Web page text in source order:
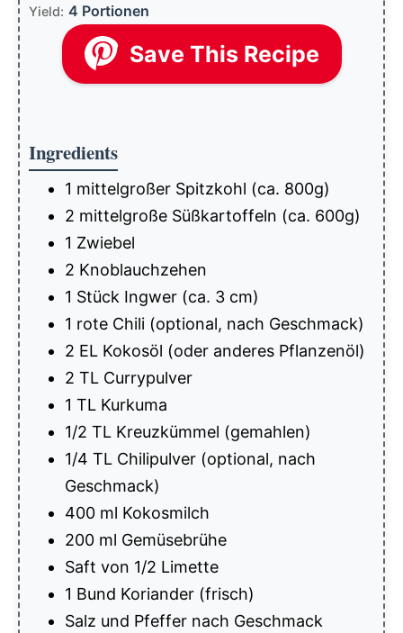
Yield: 4 Portionen
Save This Recipe
Ingredients
1 mittelgroßer Spitzkohl (ca. 800g)
2 mittelgroße Süßkartoffeln (ca. 600g)
1 Zwiebel
2 Knoblauchzehen
1 Stück Ingwer (ca. 3 cm)
1 rote Chili (optional, nach Geschmack)
2 EL Kokosöl (oder anderes Pflanzenöl)
2 TL Currypulver
1 TL Kurkuma
1/2 TL Kreuzkümmel (gemahlen)
1/4 TL Chilipulver (optional, nach
Geschmack)
400 ml Kokosmilch
200 ml Gemüsebrühe
Saft von 1/2 Limette
1 Bund Koriander (frisch)
Salz und Pfeffer nach Geschmack